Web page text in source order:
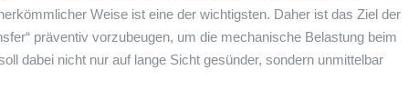
Weise ist eine der wichtigsten. Daher ist das Ziel der
präventiv vorzubeugen, um die mechanische Belastung beim
dabei nicht nur auf lange Sicht gesünder, sondern unmittelbar